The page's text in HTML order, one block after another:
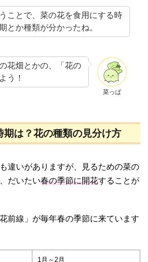
ことで、菜の花を食用にする時
とか種類が分かったね。
菜っぱ
花畑とかの、「花の
う！
期は？花の種類の見分け方
違いがありますが、見るための菜の
だいたい春の季節に開花することが
前線」が毎年春の季節に来ています
1月～2月